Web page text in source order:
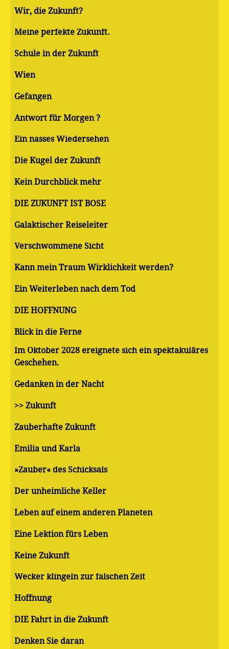
Wir, die Zukunft?
Meine perfekte Zukunft.
Schule in der Zukunft
Wien
Gefangen
Antwort für Morgen ?
Ein nasses Wiedersehen
Die Kugel der Zukunft
Kein Durchblick mehr
DIE ZUKUNFT IST BÖSE
Galaktischer Reiseleiter
Verschwommene Sicht
Kann mein Traum Wirklichkeit werden?
Ein Weiterleben nach dem Tod
DIE HOFFNUNG
Blick in die Ferne
Im Oktober 2028 ereignete sich ein spektakuläres
Geschehen.
Gedanken in der Nacht
>> Zukunft
Zauberhafte Zukunft
Emilia und Karla
»Zauber« des Schicksals
Der unheimliche Keller
Leben auf einem anderen Planeten
Eine Lektion fürs Leben
Keine Zukunft
Wecker klingeln zur falschen Zeit
Hoffnung
DIE Fahrt in die Zukunft
Denken Sie daran